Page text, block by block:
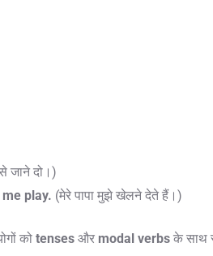
जाने दो।)
play. (मेरे पापा मुझे खेलने देते हैं।)
को tensesऔर modal verbsके साथ